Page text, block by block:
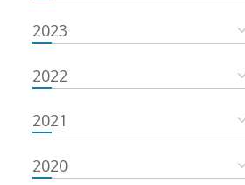
2023
2022
2021
2020